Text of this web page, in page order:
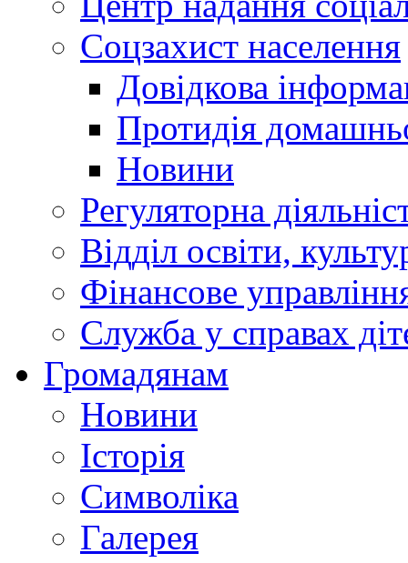
Соцзахист населення
Довідкова
Протидія
Новини
Регуляторна
Відділ освіти,
Фінансове
Служба у справах
Громадянам
Новини
Історія
Символіка
Галерея